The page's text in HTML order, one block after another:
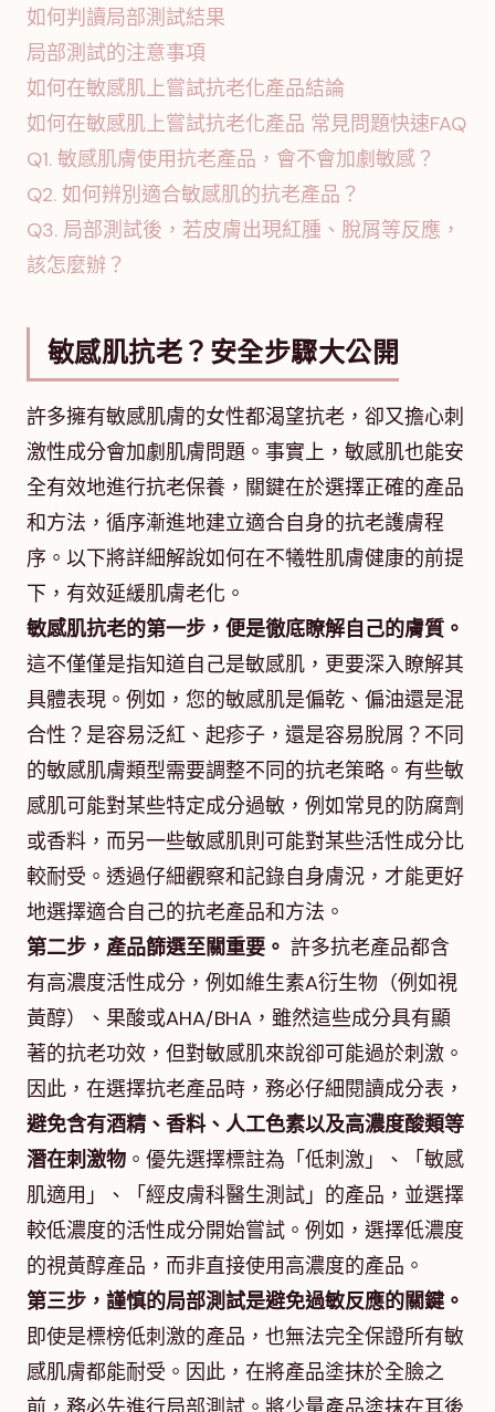
如何判讀局部測試結果
局部測試的注意事項
如何在敏感肌上嘗試抗老化產品結論
如何在敏感肌上嘗試抗老化產品 常見問題快速FAQ
Q1. 敏感肌膚使用抗老產品，會不會加劇敏感？
Q2. 如何辨別適合敏感肌的抗老產品？
Q3. 局部測試後，若皮膚出現紅腫、脫屑等反應，
該怎麼辦？
敏感肌抗老？安全步驟大公開
許多擁有敏感肌膚的女性都渴望抗老，卻又擔心刺
激性成分會加劇肌膚問題。事實上，敏感肌也能安
全有效地進行抗老保養，關鍵在於選擇正確的產品
和方法，循序漸進地建立適合自身的抗老護膚程
序。以下將詳細解說如何在不犧牲肌膚健康的前提
下，有效延緩肌膚老化。
敏感肌抗老的第一步，便是徹底瞭解自己的膚質。
這不僅僅是指知道自己是敏感肌，更要深入瞭解其
具體表現。例如，您的敏感肌是偏乾、偏油還是混
合性？是容易泛紅、起疹子，還是容易脫屑？不同
的敏感肌膚類型需要調整不同的抗老策略。有些敏
感肌可能對某些特定成分過敏，例如常見的防腐劑
或香料，而另一些敏感肌則可能對某些活性成分比
較耐受。透過仔細觀察和記錄自身膚況，才能更好
地選擇適合自己的抗老產品和方法。
第二步，產品篩選至關重要。 許多抗老產品都含
有高濃度活性成分，例如維生素A衍生物（例如視
黃醇）、果酸或AHA/BHA，雖然這些成分具有顯
著的抗老功效，但對敏感肌來說卻可能過於刺激。
因此，在選擇抗老產品時，務必仔細閱讀成分表，
避免含有酒精、香料、人工色素以及高濃度酸類等
潛在刺激物 。優先選擇標註為「低刺激」、「敏感
肌適用」、「經皮膚科醫生測試」的產品，並選擇
較低濃度的活性成分開始嘗試。例如，選擇低濃度
的視黃醇產品，而非直接使用高濃度的產品。
第三步，謹慎的局部測試是避免過敏反應的關鍵。
即使是標榜低刺激的產品，也無法完全保證所有敏
感肌膚都能耐受。因此，在將產品塗抹於全臉之